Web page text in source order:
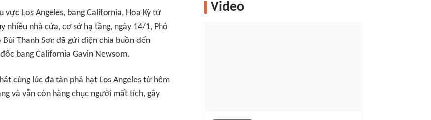
vực Los Angeles, bang California, Hoa Kỳ từ
nhiều nhà cửa, cơ sở hạ tầng, ngày 14/1, Phó
Thanh Sơn đã gửi điện chia buồn đến
bang California Gavin Newsom.
cùng lúc đã tàn phá hạt Los Angeles từ hôm
và vẫn còn hàng chục người mất tích, gây
Video